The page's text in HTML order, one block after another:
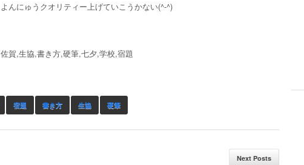
よんにゅうクオリティー上げていこうかない(^-^)
佐賀,生協,書き方,硬筆,七夕,学校,宿題
宿題 書き方 生協 硬筆
Next Posts